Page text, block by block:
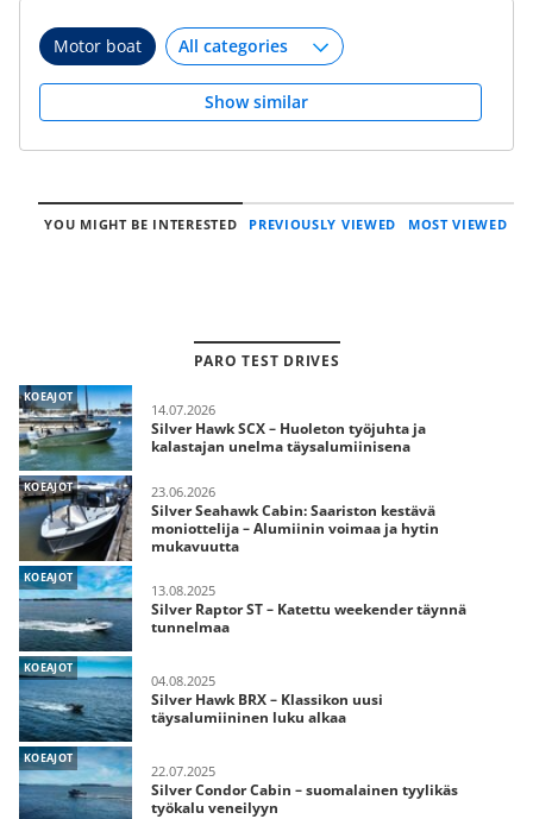
Motor boat
Show similar
YOU MIGHT BE INTERESTED PREVIOUSLY VIEWED MOST VIEWED
PARO TEST DRIVES
KOEAJOT
14.07.2026
Silver Hawk SCX – Huoleton työjuhta ja
kalastajan unelma täysalumiinisena
KOEAJOT 23.06.2026
Silver Seahawk Cabin: Saariston kestävä
moniottelija – Alumiinin voimaa ja hytin
mukavuutta
KOEAJOT
13.08.2025
Silver Raptor ST – Katettu weekender täynnä
tunnelmaa
KOEAJOT
04.08.2025
Silver Hawk BRX – Klassikon uusi
täysalumiininen luku alkaa
KOEAJOT
22.07.2025
Silver Condor Cabin – suomalainen tyylikäs
työkalu veneilyyn